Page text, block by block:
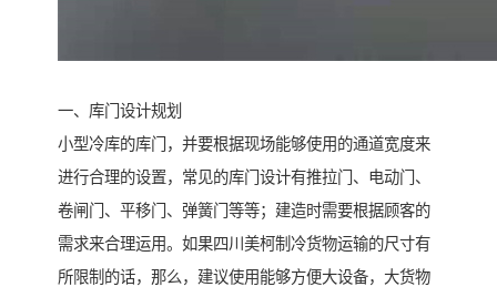
一、库门设计规划
小型冷库的库门，并要根据现场能够使用的通道宽度来
进行合理的设置，常见的库门设计有推拉门、电动门、
卷闸门、平移门、弹簧门等等；建造时需要根据顾客的
需求来合理运用。如果四川美柯制冷货物运输的尺寸有
所限制的话，那么，建议使用能够方便大设备，大货物